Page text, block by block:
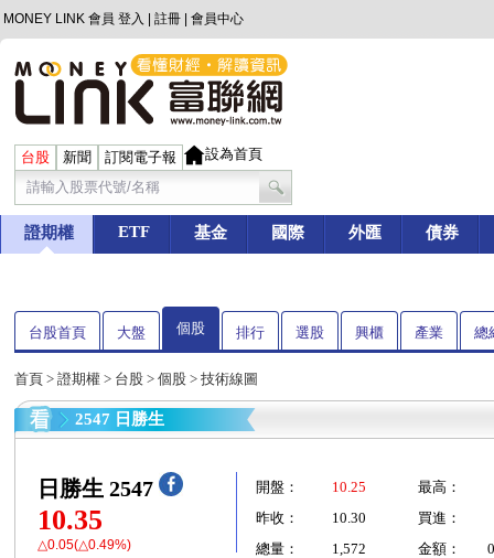
MONEY LINK 會員 登入 註冊 會員中心
台股 新聞 訂閱電子報 設為首頁
證期權 ETF 基金 國際 外匯 債券
台股首頁 大盤 個股 排行 選股 興櫃 產業 總
首頁 > 證期權 > 台股 > 個股 > 技術線圖
2547 日勝生
日勝生 2547
10.35
△0.05(△0.49%)
開盤： 10.25
最高：
昨收：
10.30
買進：
總量：
1,572 金額：